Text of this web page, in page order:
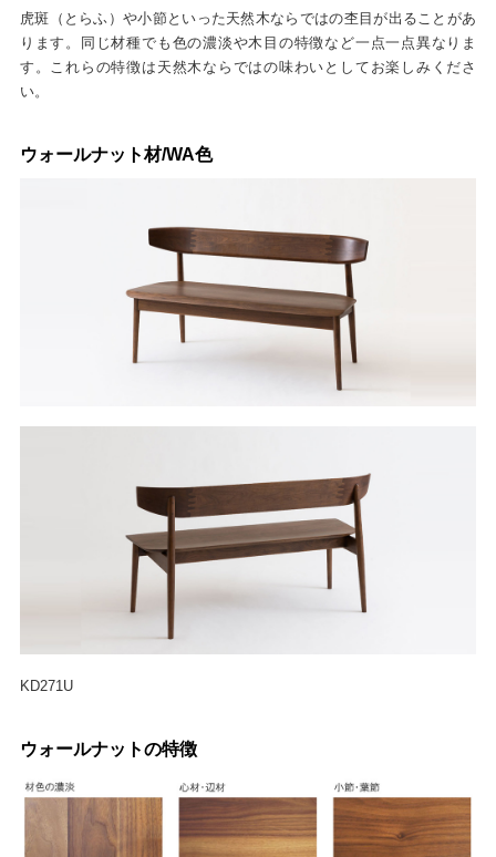
虎斑（とらふ）や小節といった天然木ならではの杢目が出ることがあ
ります。同じ材種でも色の濃淡や木目の特徴など一点一点異なりま
す。これらの特徴は天然木ならではの味わいとしてお楽しみくださ
い。
ウォールナット材/WA色
KD271U
ウォールナットの特徴